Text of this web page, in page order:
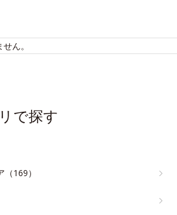
ん。
で探す
169）